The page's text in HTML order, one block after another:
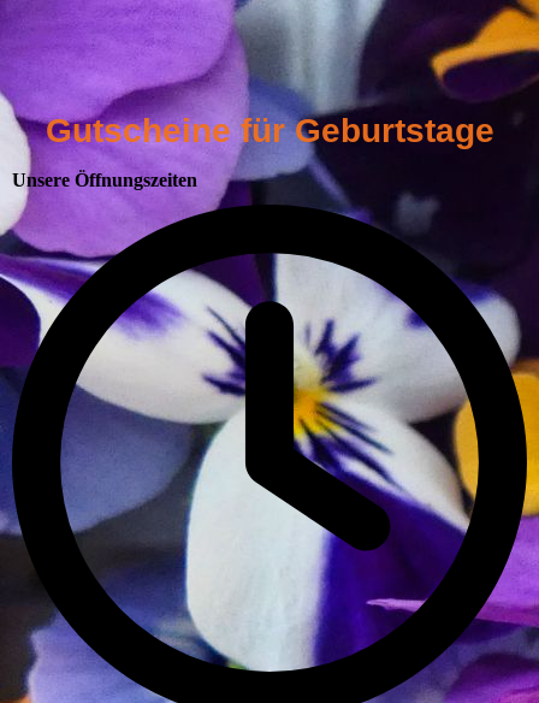
Gutscheine für Geburtstage
Unsere Öffnungszeiten